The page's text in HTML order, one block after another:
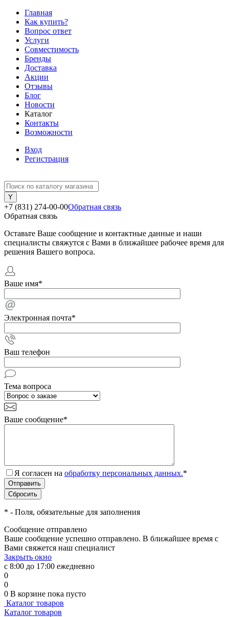
Главная
Как купить?
Вопрос ответ
Услуги
Совместимость
Бренды
Доставка
Акции
Отзывы
Блог
Новости
Каталог
Контакты
Возможности
Вход
Регистрация
+7 (831) 274-00-00Обратная связь
Обратная связь
Оставьте Ваше сообщение и контактные данные и наши
специалисты свяжутся с Вами в ближайшее рабочее время для
решения Вашего вопроса.
Ваше имя*
Электронная почта*
Ваш телефон
Тема вопроса
Ваше сообщение*
Я согласен на обработку персональных данных.*
* - Поля, обязательные для заполнения
Сообщение отправлено
Ваше сообщение успешно отправлено. В ближайшее время с
Вами свяжется наш специалист
Закрыть окно
с 8:00 до 17:00 ежедневно
0
0
0 В корзине пока пусто
Каталог товаров
Каталог товаров